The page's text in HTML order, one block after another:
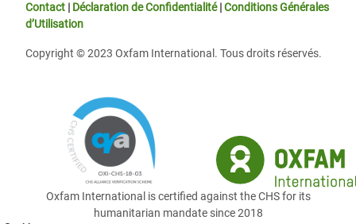
Contact | Déclaration de Confidentialité|Conditions Générales
d’Utilisation
Copyright © 2023 Oxfam International. Tous droits réservés.
Oxfam International is certified against the CHS for its
humanitarian mandate since 2018